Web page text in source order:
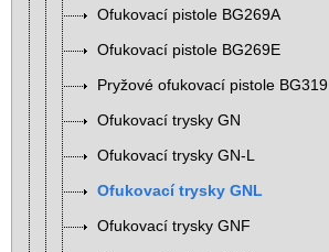
Ofukovací pistole BG269A
Ofukovací pistole BG269E
Pryžové ofukovací pistole BG319
Ofukovací trysky GN
Ofukovací trysky GN-L
Ofukovací trysky GNL
Ofukovací trysky GNF